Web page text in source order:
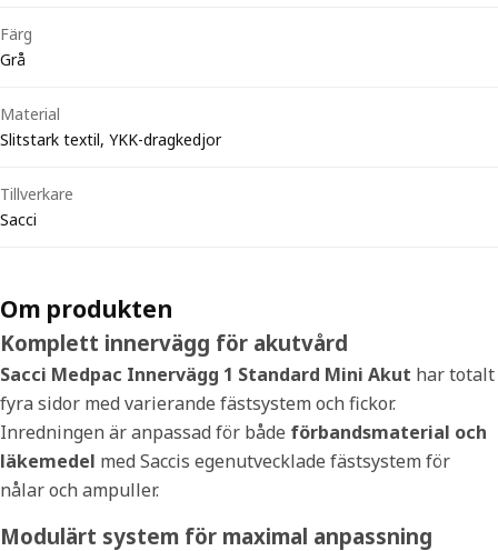
Färg
Grå
Material
Slitstark textil, YKK-dragkedjor
Tillverkare
Sacci
Om produkten
Komplett innervägg för akutvård
Sacci Medpac Innervägg 1 Standard Mini Akut har totalt
fyra sidor med varierande fästsystem och fickor.
Inredningen är anpassad för både förbandsmaterial och
läkemedel med Saccis egenutvecklade fästsystem för
nålar och ampuller.
Modulärt system för maximal anpassning